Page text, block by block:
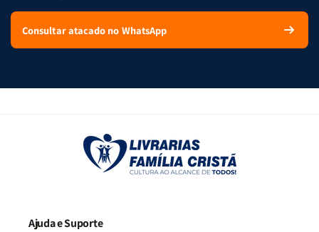
Consultar atacado no WhatsApp
Ajuda e Suporte